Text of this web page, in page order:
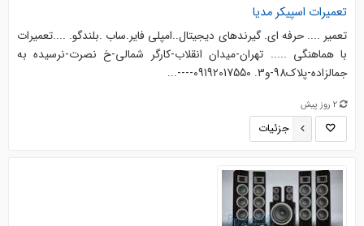
تعمیرات اسپیکر مدیا
تعمیر .... حرفه ای. گیرندهای دیجیتال..امپلی فایر.ساب .بلندگو. ....‌‌تعمیرات
با هماهنگی ..... تهران-میدان انقلاب-کارگر شمالی-خ نصرت-نرسیده به
جمالزاده-پلاک98-و3. 09192017550----...
2 روز پیش
جزئیات